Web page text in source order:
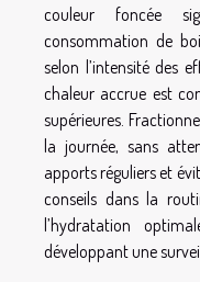
couleur foncée
consommation de
selon l’intensité des
chaleur accrue est
supérieures.
la journée, sans
apports réguliers et
conseils dans la
l’hydratation
développant une